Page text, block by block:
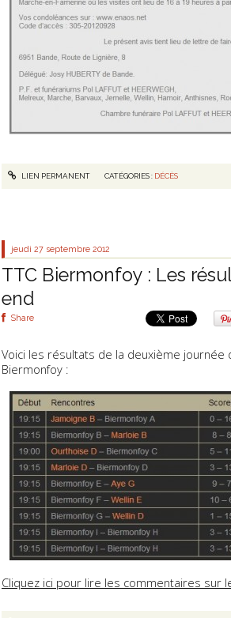
LIEN PERMANENT CATÉGORIES : DÉCÈS
jeudi 27 septembre 2012
TTC Biermonfoy : Les
end
Share
Voici les résultats de la deuxième journée
Biermonfoy :
Cliquez ici pour lire les commentaires sur